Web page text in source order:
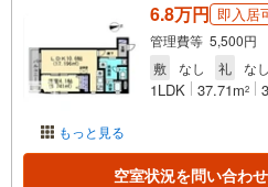
もっと見る
6.8万円 即入居
管理費等 5,500円
敷
なし 礼 なし
1LDK 37.71m2
空室状況を問い合わ